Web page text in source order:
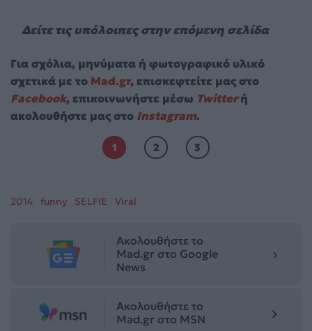
Δείτε τις υπόλοιπες στην επόμενη σελίδα
Για σχόλια, μηνύματα ή φωτογραφικό υλικό
σχετικά με το Mad.gr, επισκεφτείτε μας στο
Facebook, επικοινωνήστε μέσω Twitterή
ακολουθήστε μας στο Instagram.
1 2 3
2014 funny SELFIE Viral
Ακολουθήστε το
Mad.gr στο Google
News
Ακολουθήστε το
Mad.gr στο MSN